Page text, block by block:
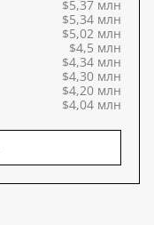
$5,37 млн
$5,34 млн
$5,02 млн
$4,5 млн
$4,34 млн
$4,30 млн
$4,20 млн
$4,04 млн